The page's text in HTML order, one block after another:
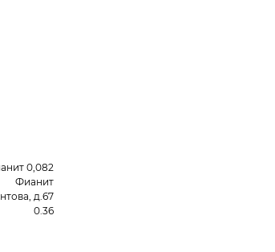
0,082
Фианит
д.67
0.36